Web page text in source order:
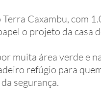
Caxambu, com
o projeto da casa
muita área verde e
refúgio para
segurança.